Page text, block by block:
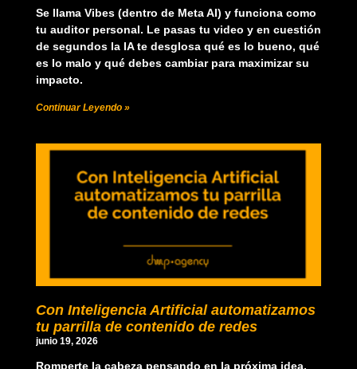
Se llama Vibes (dentro de Meta AI) y funciona como
tu auditor personal. Le pasas tu video y en cuestión
de segundos la IA te desglosa qué es lo bueno, qué
es lo malo y qué debes cambiar para maximizar su
impacto.
Continuar Leyendo »
Con Inteligencia Artificial automatizamos
tu parrilla de contenido de redes
junio 19, 2026
Romperte la cabeza pensando en la próxima idea,